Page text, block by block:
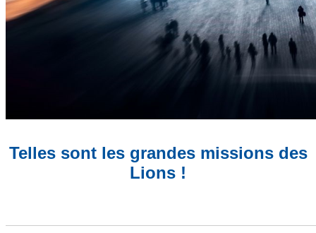
Telles sont les grandes missions des
Lions !